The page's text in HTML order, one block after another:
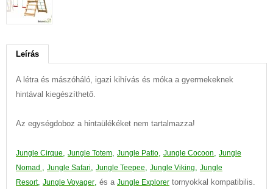
Leírás
A létra és mászóháló, igazi kihívás és móka a gyermekeknek
hintával kiegészíthető.
Az egységdoboz a hintaülékéket nem tartalmazza!
Jungle Cirque, Jungle Totem, Jungle Patio, Jungle Cocoon, Jungle
Nomad , Jungle Safari, Jungle Teepee, Jungle Viking, Jungle
Resort, Jungle Voyager, és a Jungle Explorer tornyokkal kompatibilis.